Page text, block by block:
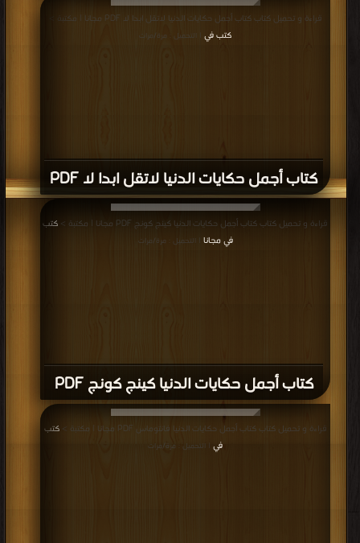
كتاب أجمل حكايات الدنيا لاتقل ابدا لا PDF
قراءة و تحميل كتاب كتاب أجمل حكايات الدنيا لاتقل ابدا لا PDF مجانا | مكتبة >
كتب في
| التحميل : مرة/مرات
كتاب أجمل حكايات الدنيا كينج كونج PDF
قراءة و تحميل كتاب كتاب أجمل حكايات الدنيا كينج كونج PDF مجانا | مكتبة >
كتب
في مجانا | التحميل : مرة/مرات
قراءة و تحميل كتاب كتاب أجمل حكايات الدنيا فانتوماس PDF مجانا | مكتبة >
كتب
في
| التحميل : مرة/مرات